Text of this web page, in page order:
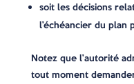
soit les décisions
l’échéancier du plan
Notez que l’autorité
tout moment